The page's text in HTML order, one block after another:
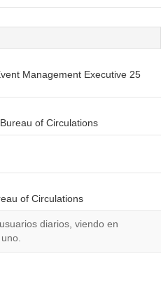
Management Executive 25
of Circulations
of Circulations
diarios, viendo en